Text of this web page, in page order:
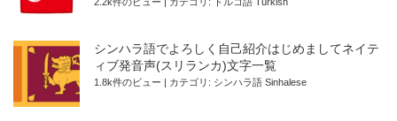
2.2k件のビュー カテゴリ: トルコ語 Turkish
シンハラ語でよろしく自己紹介はじめましてネイテ
ィブ発音声(スリランカ)文字一覧
1.8k件のビュー カテゴリ: シンハラ語 Sinhalese